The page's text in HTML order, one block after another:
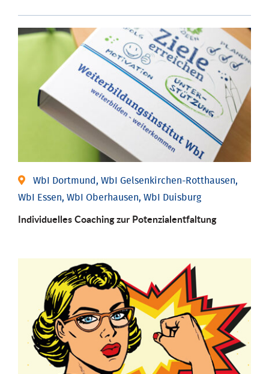
WbI Dortmund, WbI Gelsenkirchen-Rotthausen,
WbI Essen, WbI Oberhausen, WbI Duisburg
Individuelles Coaching zur Potenzialentfaltung